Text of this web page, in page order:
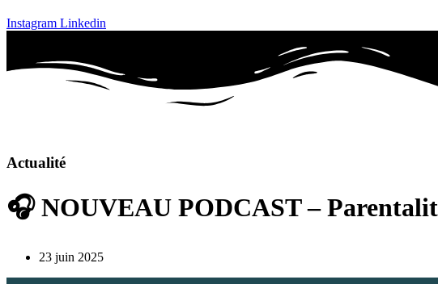
Instagram Linkedin
Actualité
🎧 NOUVEAU PODCAST –
23 juin 2025